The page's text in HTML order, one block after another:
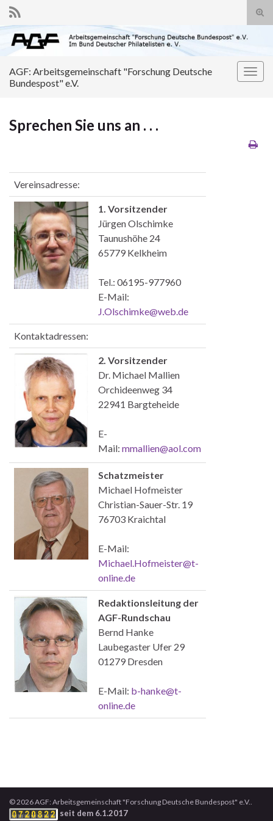
Search for:
AGF: Arbeitsgemeinschaft "Forschung Deutsche
Bundespost" e.V.
Sprechen Sie uns an . . .
Vereinsadresse:
1. Vorsitzender
Jürgen Olschimke
Taunushöhe 24
65779 Kelkheim
Tel.: 06195-977960
E-Mail:
J.Olschimke@web.de
Kontaktadressen:
2. Vorsitzender
Dr. Michael Mallien
Orchideenweg 34
22941 Bargteheide
E-
Mail: mmallien@aol.com
Schatzmeister
Michael Hofmeister
Christian-Sauer-Str. 19
76703 Kraichtal
E-Mail:
Michael.Hofmeister@t-
online.de
Redaktionsleitung der
AGF-Rundschau
Bernd Hanke
Laubegaster Ufer 29
01279 Dresden
E-Mail: b-hanke@t-
online.de
© 2026 AGF: Arbeitsgemeinschaft "Forschung Deutsche Bundespost" e.V..
seit dem 6.1.2017